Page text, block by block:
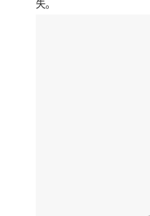
失。